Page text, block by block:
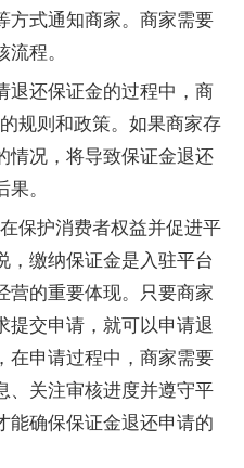
方式通知商家。商家需要
程。
退还保证金的过程中，商
规则和政策。如果商家存
情况，将导致保证金退还
。
保护消费者权益并促进平
，缴纳保证金是入驻平台
营的重要体现。只要商家
提交申请，就可以申请退
在申请过程中，商家需要
、关注审核进度并遵守平
能确保保证金退还申请的